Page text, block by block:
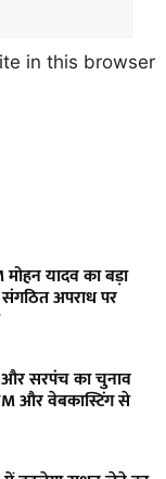
in this browser
यादव का बड़ा
अपराध पर
सरपंच का चुनाव
और वेबकास्टिंग से